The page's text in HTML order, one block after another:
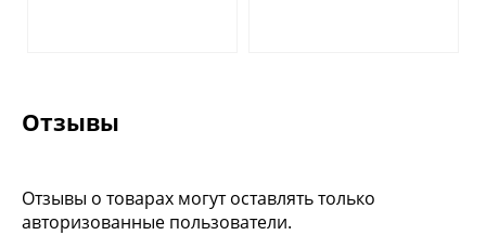
Отзывы
Отзывы о товарах могут оставлять только
авторизованные пользователи.